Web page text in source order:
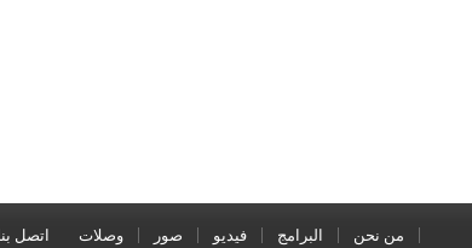
من نحن البرامج فيديو صور وصلات اتصل